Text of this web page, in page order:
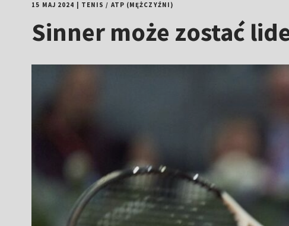
15 MAJ 2024 TENIS / ATP (MĘŻCZYŹNI)
Sinner może zostać